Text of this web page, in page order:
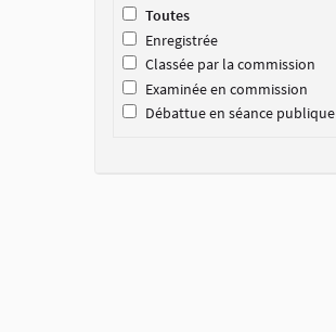
Toutes
Enregistrée
Classée par la commission
Examinée en commission
Débattue en séance publique